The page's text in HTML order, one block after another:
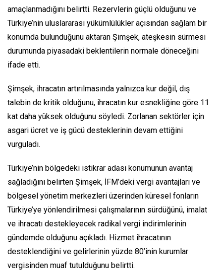
amaçlanmadığını belirtti. Rezervlerin güçlü olduğunu ve
Türkiye’nin uluslararası yükümlülükler açısından sağlam bir
konumda bulunduğunu aktaran Şimşek, ateşkesin sürmesi
durumunda piyasadaki beklentilerin normale döneceğini
ifade etti.
Şimşek, ihracatın artırılmasında yalnızca kur değil, dış
talebin de kritik olduğunu, ihracatın kur esnekliğine göre 11
kat daha yüksek olduğunu söyledi. Zorlanan sektörler için
asgari ücret ve iş gücü desteklerinin devam ettiğini
vurguladı.
Türkiye’nin bölgedeki istikrar adası konumunun avantaj
sağladığını belirten Şimşek, İFM’deki vergi avantajları ve
bölgesel yönetim merkezleri üzerinden küresel fonların
Türkiye’ye yönlendirilmesi çalışmalarının sürdüğünü, imalat
ve ihracatı destekleyecek radikal vergi indirimlerinin
gündemde olduğunu açıkladı. Hizmet ihracatının
desteklendiğini ve gelirlerinin yüzde 80’inin kurumlar
vergisinden muaf tutulduğunu belirtti.